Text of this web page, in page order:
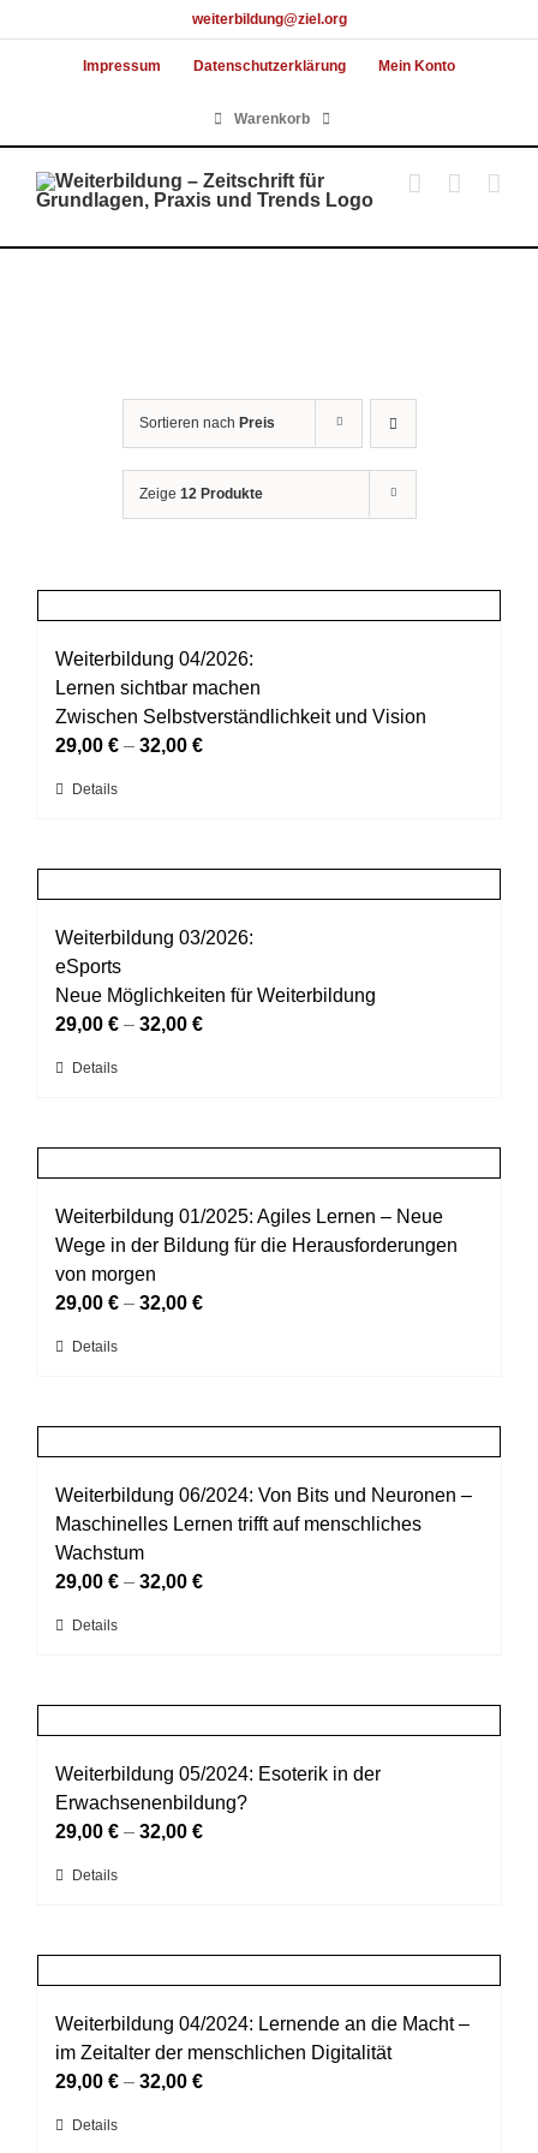
to
weiterbildung@ziel.org
Impressum Datenschutzerklärung Mein Konto
Warenkorb
Sortieren nach Preis
Zeige 12 Produkte
Weiterbildung 04/2026:
Lernen sichtbar machen
Zwischen Selbstverständlichkeit und Vision
29,00 € – 32,00 €
Dieses
Varianten
auf.
Die
Optionen
können
der
Details
Weiterbildung 03/2026:
eSports
Neue Möglichkeiten für Weiterbildung
29,00 € – 32,00 €
Dieses
Varianten
auf.
Die
Optionen
können
der
Details
Weiterbildung 01/2025: Agiles Lernen – Neue
Wege in der Bildung für die Herausforderungen
von morgen
29,00 € – 32,00 €
Dieses
Varianten
auf.
Die
Optionen
können
der
Details
Weiterbildung 06/2024: Von Bits und Neuronen –
Maschinelles Lernen trifft auf menschliches
Wachstum
29,00 € – 32,00 €
Dieses
Varianten
auf.
Die
Optionen
auf
Details
Weiterbildung 05/2024: Esoterik in der
Erwachsenenbildung?
29,00 € – 32,00 €
Dieses
Varianten
auf.
Die
Optionen
auf
Details
Weiterbildung 04/2024: Lernende an die Macht –
im Zeitalter der menschlichen Digitalität
29,00 € – 32,00 €
Dieses
Details